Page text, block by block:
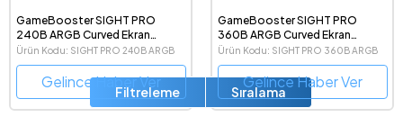
Filtreleme Sıralama
GameBooster SIGHT PRO
240B ARGB Curved Ekran
240mm. LGA1851/AM5 Uyumlu
İşlemci Sıvı Soğutucu
Ürün Kodu: SIGHT PRO 240B ARGB
Gelince Haber Ver
GameBooster SIGHT PRO
360B ARGB Curved Ekran
360mm. LGA1851/AM5 Uyumlu
İşlemci Sıvı Soğutucu
Ürün Kodu: SIGHT PRO 360B ARGB
Gelince Haber Ver